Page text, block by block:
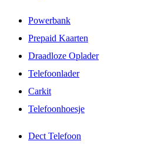
Powerbank
Prepaid Kaarten
Draadloze Oplader
Telefoonlader
Carkit
Telefoonhoesje
Dect Telefoon